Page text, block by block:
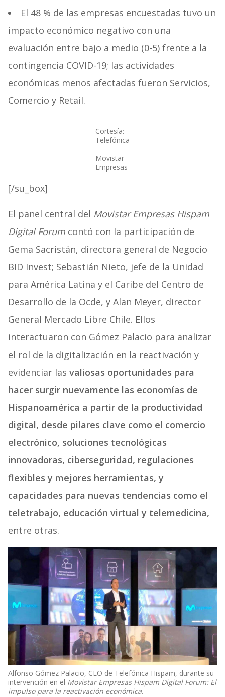
El 48 % de las empresas encuestadas tuvo un
impacto económico negativo con una
evaluación entre bajo a medio (0-5) frente a la
contingencia COVID-19; las actividades
económicas menos afectadas fueron Servicios,
Comercio y Retail.
Cortesía:
Telefónica
–
Movistar
Empresas
[/su_box]
El panel central del Movistar Empresas Hispam
Digital Forumcontó con la participación de
Gema Sacristán, directora general de Negocio
BID Invest; Sebastián Nieto, jefe de la Unidad
para América Latina y el Caribe del Centro de
Desarrollo de la Ocde, y Alan Meyer, director
General Mercado Libre Chile. Ellos
interactuaron con Gómez Palacio para analizar
el rol de la digitalización en la reactivación y
evidenciar las valiosas oportunidades para
hacer surgir nuevamente las economías de
Hispanoamérica a partir de la productividad
digital, desde pilares clave como el comercio
electrónico, soluciones tecnológicas
innovadoras, ciberseguridad, regulaciones
flexibles y mejores herramientas, y
capacidades para nuevas tendencias como el
teletrabajo, educación virtual y telemedicina,
entre otras.
Alfonso Gómez Palacio, CEO de Telefónica Hispam, durante su
intervención en el Movistar Empresas Hispam Digital Forum: El
impulso para la reactivación económica.